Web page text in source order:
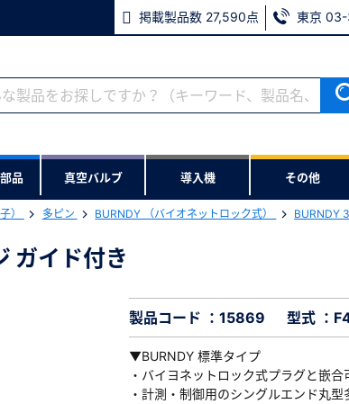
掲載製品数 27,590点 東京
品 真空バルブ 導入機 その他
） 多ピン BURNDY （バイオネットロック式） BURNDY
ガイド付き
製品コード ：15869 型式 ：
▼BURNDY 標準タイプ
・バイヨネットロック式プラグと嵌合
・計測・制御用のシングルエンド丸型
ウンロードをします。
でない方
利用いただけます。
※メールアド